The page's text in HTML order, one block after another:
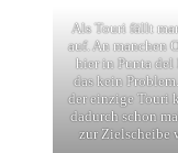
Als Touri fällt
auf. An manchen
hier in Punta del
das kein
der einzige Touri
dadurch schon
zur Zielscheibe